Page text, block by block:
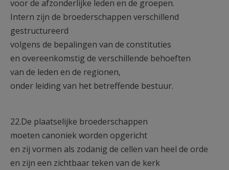
voor de afzonderlijke leden en de groepen.
Intern zijn de broederschappen verschillend
gestructureerd
volgens de bepalingen van de constituties
en overeenkomstig de verschillende behoeften
van de leden en de regionen,
onder leiding van het betreffende bestuur.
22.De plaatselijke broederschappen
moeten canoniek worden opgericht
en zij vormen als zodanig de cellen van heel de orde
en zijn een zichtbaar teken van de kerk